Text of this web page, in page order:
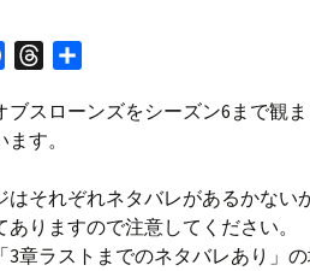
c
e
o
o
k
r
e
d
ブスローンズをシーズン6まで観
す。
はそれぞれネタバレがあるかな
ありますので注意してください。
3章ラストまでのネタバレあり」